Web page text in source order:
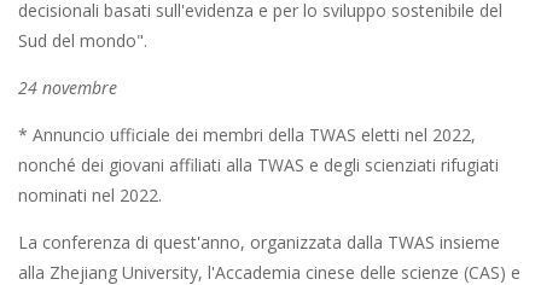
decisionali basati sull'evidenza e per lo sviluppo sostenibile del
Sud del mondo".
24 novembre
* Annuncio ufficiale dei membri della TWAS eletti nel 2022,
nonché dei giovani affiliati alla TWAS e degli scienziati rifugiati
nominati nel 2022.
La conferenza di quest'anno, organizzata dalla TWAS insieme
alla Zhejiang University, l'Accademia cinese delle scienze (CAS) e